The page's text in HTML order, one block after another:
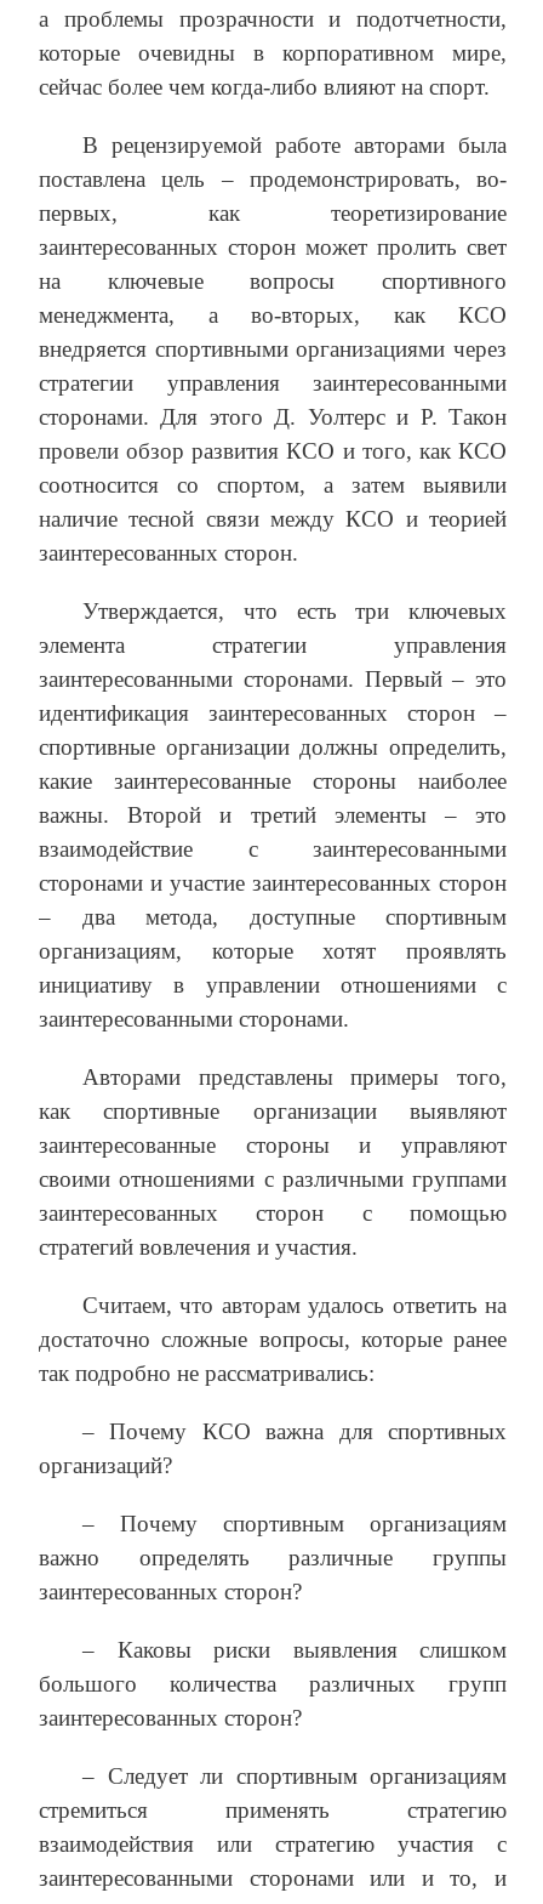
а проблемы прозрачности и подотчетности,
которые очевидны в корпоративном мире,
сейчас более чем когда-либо влияют на спорт.
В рецензируемой работе авторами была
поставлена цель – продемонстрировать, во-
первых, как теоретизирование
заинтересованных сторон может пролить свет
на ключевые вопросы спортивного
менеджмента, а во-вторых, как КСО
внедряется спортивными организациями через
стратегии управления заинтересованными
сторонами. Для этого Д. Уолтерс и Р. Такон
провели обзор развития КСО и того, как КСО
соотносится со спортом, а затем выявили
наличие тесной связи между КСО и теорией
заинтересованных сторон.
Утверждается, что есть три ключевых
элемента стратегии управления
заинтересованными сторонами. Первый – это
идентификация заинтересованных сторон –
спортивные организации должны определить,
какие заинтересованные стороны наиболее
важны. Второй и третий элементы – это
взаимодействие с заинтересованными
сторонами и участие заинтересованных сторон
– два метода, доступные спортивным
организациям, которые хотят проявлять
инициативу в управлении отношениями с
заинтересованными сторонами.
Авторами представлены примеры того,
как спортивные организации выявляют
заинтересованные стороны и управляют
своими отношениями с различными группами
заинтересованных сторон с помощью
стратегий вовлечения и участия.
Считаем, что авторам удалось ответить на
достаточно сложные вопросы, которые ранее
так подробно не рассматривались:
– Почему КСО важна для спортивных
организаций?
– Почему спортивным организациям
важно определять различные группы
заинтересованных сторон?
– Каковы риски выявления слишком
большого количества различных групп
заинтересованных сторон?
– Следует ли спортивным организациям
стремиться применять стратегию
взаимодействия или стратегию участия с
заинтересованными сторонами или и то, и